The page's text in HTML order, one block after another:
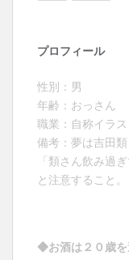
プロフィール
性別：男
年齢：おっさん
職業：自称イラ
備考：夢は吉田類
「類さん飲み過
と注意すること。
◆お酒は２０歳を